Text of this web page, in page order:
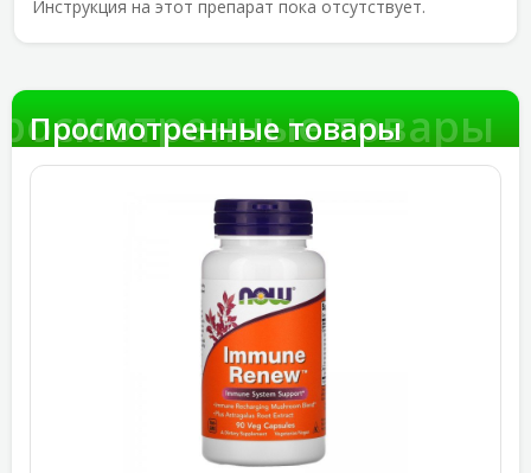
Инструкция на этот препарат пока отсутствует.
товары
Просмотренные товары